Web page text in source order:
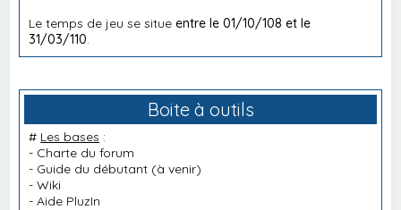
Le temps de jeu se situeentre le 01/10/108 et le
31/03/110
Boite à outils
# Les bases :
- Charte du forum
- Guide du débutant (à venir)
-Wiki
-Aide PluzIn